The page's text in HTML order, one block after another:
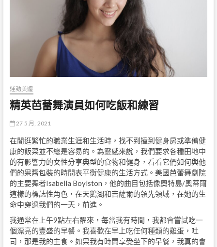
運動美體
精英芭蕾舞演員如何吃飯和練習
27 5 月, 2021
在閒逛繁忙的職業生涯和生活時，找不到撞到健身房或準備健
康的飯菜並不總是容易的。為靈感來說，我們要求各種田地中
的有影響力的女性分享典型的食物和健身，看看它們如何與他
們的果醬包裝的時間表平衡健康的生活方式。美國芭蕾舞劇院
的主要舞者Isabella Boylston，他的曲目包括像奧特島/奧蒂爾
這樣的標誌性角色，在天鵝湖和吉薩爾的領先領域，在她的生
命中穿過我們的一天，前進。
我通常在上午9點左右醒來，每當我有時間，我都會嘗試吃一
個漂亮的豐盛的早餐。我喜歡在早上吃任何種類的雞蛋，吐
司，那是我的主食。如果我有時間享受坐下的早餐，我真的會